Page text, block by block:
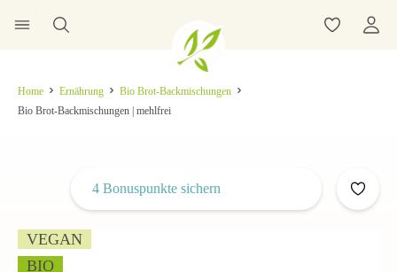
Home Ernährung
Bio Brot-Backmischungen
Bio Brot-Backmischungen | mehlfrei
VEGAN
BIO
4 Bonuspunkte sichern